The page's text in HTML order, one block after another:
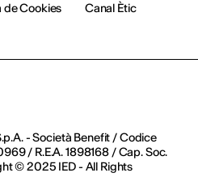
- Società Benefit / Codice
/ R.E.A. 1898168 / Cap. Soc.
© 2025 IED - All Rights
de Cookies
Canal Ètic